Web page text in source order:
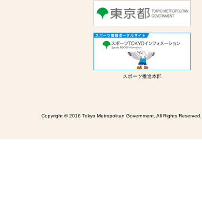
スポーツ推進本部
Copyright © 2016 Tokyo Metropolitan Government. All Rights Reserved.